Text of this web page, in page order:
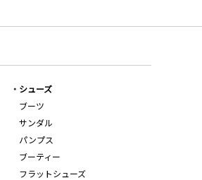
シューズ
ブーツ
サンダル
パンプス
ブーティー
フラットシューズ